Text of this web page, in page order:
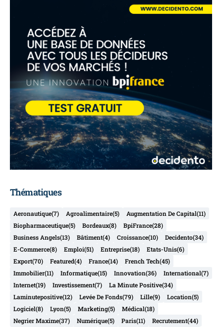
Thématiques
Aeronautique(7) Agroalimentaire(5) Augmentation De Capital(11)
Biopharmaceutique(5) Bordeaux(8) BpiFrance(28)
Business Angels(13) Bâtiment(4) Croissance(10) Decidento(34)
E-Commerce(8) Emploi(51) Entreprise(18) Etats-Unis(6)
Export(70) Featured(4) France(14) French Tech(45)
Immobilier(11) Informatique(15) Innovation(36) International(7)
Internet(19) Investissement(7) La Minute Positive(34)
Laminutepositive(12) Levée De Fonds(79) Lille(9) Location(5)
Logiciel(8) Lyon(5) Marketing(5) Médical(18)
Negrier Maxime(37) Numérique(5) Paris(11) Recrutement(44)